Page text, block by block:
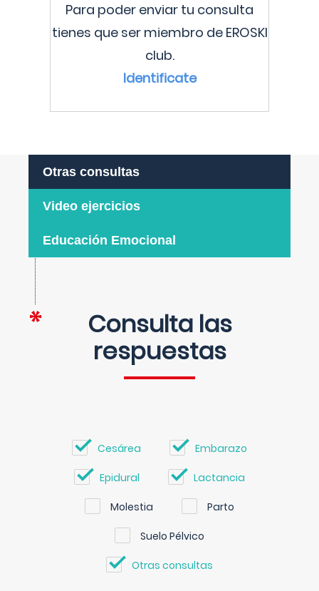
Para poder enviar tu consulta
tienes que ser miembro de EROSKI
club.
Identificate
Otras consultas
Video ejercicios
Educación Emocional
Consulta las
respuestas
Cesárea Embarazo
Epidural Lactancia
Molestia Parto
Suelo Pélvico
Otras consultas